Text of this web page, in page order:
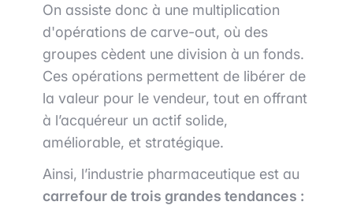
On assiste donc à une multiplication
d'opérations de carve-out, où des
groupes cèdent une division à un fonds.
Ces opérations permettent de libérer de
la valeur pour le vendeur, tout en offrant
à l’acquéreur un actif solide,
améliorable, et stratégique.
Ainsi, l’industrie pharmaceutique est au
carrefour de trois grandes tendances :